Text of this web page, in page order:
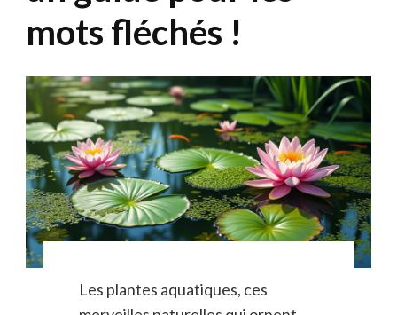
mots fléchés !
Les plantes aquatiques, ces